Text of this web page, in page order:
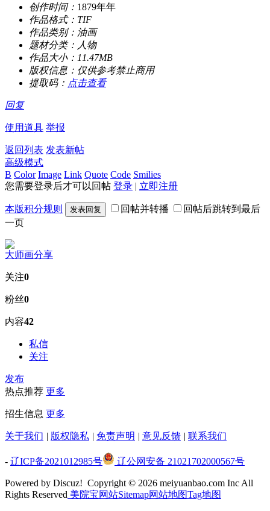
创作时间： 1879年年
作品格式： TIF
作品类别： 油画
题材分类： 人物
作品大小： 11.47MB
版权信息： 仅供参考禁止商用
提取码： 点击查看
回复
使用道具 举报
返回列表 发表新帖
高级模式
B Color Image Link Quote Code Smilies
您需要登录后才可以回帖 登录 | 立即注册
本版积分规则 发表回复 回帖并转播
回帖后跳转到最后
一页
大师画分享
关注0
粉丝0
内容42
私信
关注
发布
热点推荐 更多
招生信息 更多
关于我们 | 版权隐私 | 免责声明 | 意见反馈 | 联系我们
- 辽ICP备2021012985号 辽公网安备 21021702000567号
Powered by Discuz! Copyright © 2026 meiyuanbao.com Inc All
Rights Reserved 美院宝网站Sitemap网站地图Tag地图